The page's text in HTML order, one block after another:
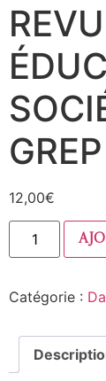
GREP
12,00€
Catégorie :